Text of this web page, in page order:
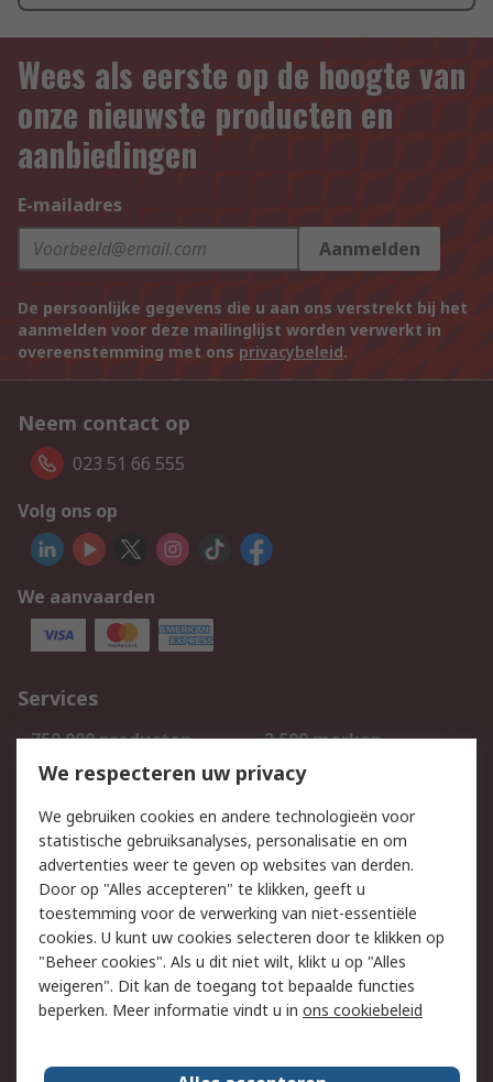
Wees als eerste op de hoogte van
onze nieuwste producten en
aanbiedingen
E-mailadres
Aanmelden
De persoonlijke gegevens die u aan ons verstrekt bij het
aanmelden voor deze mailinglijst worden verwerkt in
overeenstemming met ons privacybeleid.
Neem contact op
023 51 66 555
Volg ons op
We aanvaarden
Services
750.000 producten
2.500 merken
Bestellen
Inkoopoplossingen
Track & Trace
Wettelijk
Cookiebeleid
Email veiligheid
Privacybeleid
Websitevoorwaarden
Algemene
verkoopvoorwaarden
Over RS
We respecteren uw privacy
We gebruiken cookies en andere technologieën voor
statistische gebruiksanalyses, personalisatie en om
advertenties weer te geven op websites van derden.
Door op "Alles accepteren" te klikken, geeft u
toestemming voor de verwerking van niet-essentiële
cookies. U kunt uw cookies selecteren door te klikken op
"Beheer cookies". Als u dit niet wilt, klikt u op "Alles
weigeren". Dit kan de toegang tot bepaalde functies
beperken. Meer informatie vindt u in ons cookiebeleid